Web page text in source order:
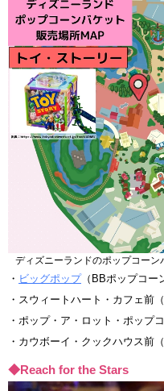
ディズニーランドのポップコー
・ ビッグポップ（BBポップコー
・スウィートハート・カフェ前
・ポップ・ア・ロット・ポップ
・カウボーイ・クックハウス前
◆Reach for the Stars